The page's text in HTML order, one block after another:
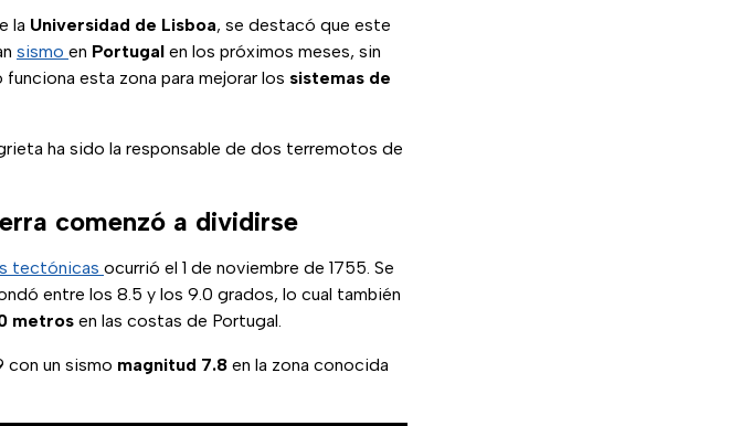
la Universidad de Lisboa, se destacó que este
sismo en Portugal en los próximos meses, sin
esta zona para mejorar los sistemas de
ha sido la responsable de dos terremotos de
comenzó a dividirse
tectónicas ocurrió el 1 de noviembre de 1755. Se
entre los 8.5 y los 9.0 grados, lo cual también
metros en las costas de Portugal.
con un sismo magnitud 7.8 en la zona conocida